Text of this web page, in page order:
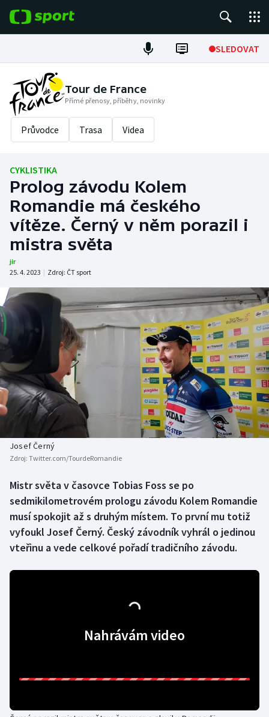
SLEDOVAT
Fotbal
Hokej
Tenis
Cyklistika
DALŠÍ SPORTY
Americký fotbal
Baseball a softbal
Basketbal
Biatlon
Boby a skeleton
Box
Curling
Dostihy
Florbal
Futsal
Golf
Krasobruslení
Lezení
NEPŘEHLÉDNĚTE
Soutěže
Historické návraty
Aplikace ČT sport
AZ kvíz
Tour de France
Přímé přenosy, příběhy, novinky
Průvodce Trasa Videa
CYKLISTIKA
Prolog závodu Kolem
Romandie má českého
vítěze. Černý v něm porazil i
mistra světa
jir
25. 4. 2023 | Zdroj: ČT sport
Josef Černý
Zdroj: Twitter.com/TourdeRomandie
Mistr světa v časovce Tobias Foss se po
sedmikilometrovém prologu závodu Kolem Romandie
musí spokojit až s druhým místem. To první mu totiž
vyfoukl Josef Černý. Český závodník vyhrál o jedinou
vteřinu a vede celkové pořadí tradičního závodu.
Nahrávám video